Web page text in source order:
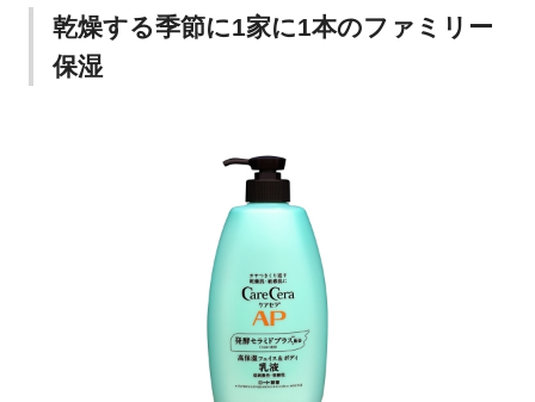
乾燥する季節に1家に1本のファミリー
保湿